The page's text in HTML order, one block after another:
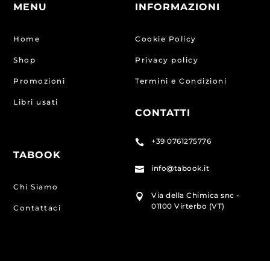
MENU
Home
Shop
Promozioni
Libri usati
TABOOK
Chi Siamo
Contattaci
INFORMAZIONI
Cookie Policy
Privacy policy
Termini e Condizioni
CONTATTI
 +39 0761275776
 info@tabook.it

Via della Chimica snc -
01100 Virterbo (VT)